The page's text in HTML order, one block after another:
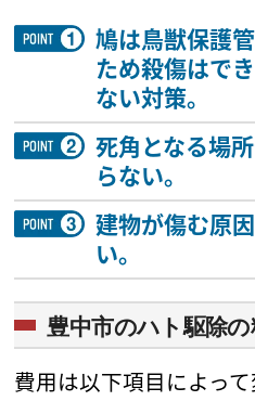
鳩は鳥獣保護
ため殺傷はで
ない対策。
死角となる場
らない。
建物が傷む原
い。
豊中市のハト駆除
費用は以下項目によっ